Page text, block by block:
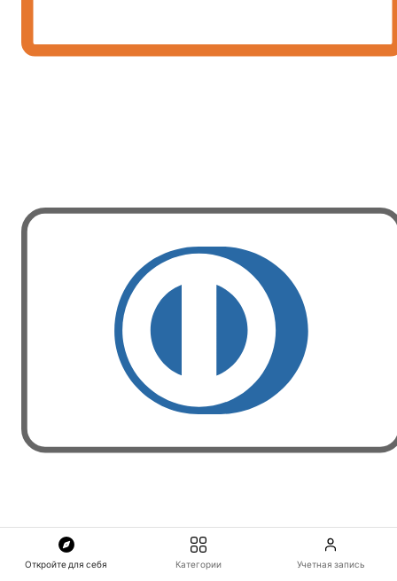
Откройте для себя Категории Учетная запись